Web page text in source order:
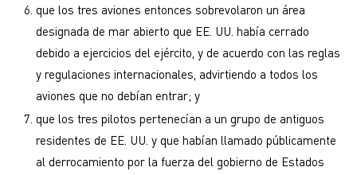
que los tres aviones entonces sobrevolaron un área
designada de mar abierto que EE. UU. había cerrado
debido a ejercicios del ejército, y de acuerdo con las reglas
y regulaciones internacionales, advirtiendo a todos los
aviones que no debían entrar; y
que los tres pilotos pertenecían a un grupo de antiguos
residentes de EE. UU. y que habían llamado públicamente
al derrocamiento por la fuerza del gobierno de Estados